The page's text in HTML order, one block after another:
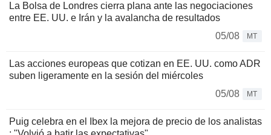
La Bolsa de Londres cierra plana ante las negociaciones
entre EE. UU. e Irán y la avalancha de resultados
05/08
MT
Las acciones europeas que cotizan en EE. UU. como ADR
suben ligeramente en la sesión del miércoles
05/08
MT
Puig celebra en el Ibex la mejora de precio de los analistas